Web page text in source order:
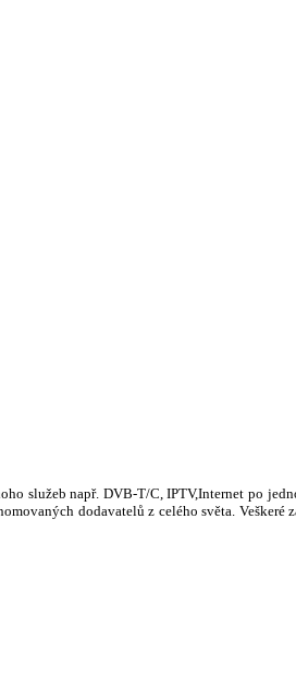
služeb např. DVB-T/C, IPTV,Internet po
dodavatelů z celého světa.